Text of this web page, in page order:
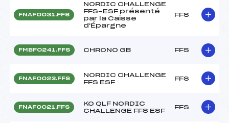
FNAF0031.FFS
NORDIC CHALLENGE
FFS-ESF présenté
par la Caisse
d'Épargne
FFS
FMBF0241.FFS CHRONO GB FFS
FNAF0023.FFS
NORDIC CHALLENGE
FFS ESF
FFS
FNAF0021.FFS
KO QLF NORDIC
CHALLENGE FFS ESF
FFS